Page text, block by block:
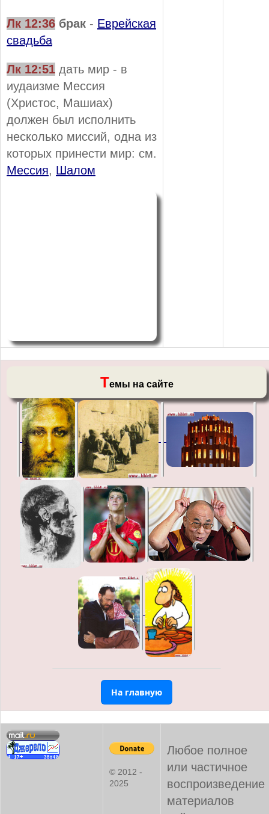
Лк 12:36 брак - Еврейская
свадьба
Лк 12:51 дать мир - в
иудаизме Мессия
(Христос, Машиах)
должен был исполнить
несколько миссий, одна из
которых принести мир: см.
Мессия, Шалом
Темы на сайте
На главную
© 2012 -
2025
Любое полное
или частичное
воспроизведение
материалов